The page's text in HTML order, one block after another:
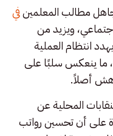
مطالب المعلمينفي
ويزيد من
انتظام العملية
ما ينعكس سلبًا على
هش أصلاً.
المحلية عن
على أن تحسين رواتب